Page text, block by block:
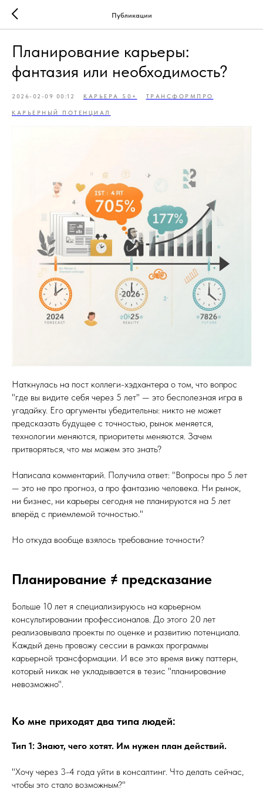
Публикации
Планирование карьеры:
фантазия или необходимость?
2026-02-09 00:12 КАРЬЕРА 50+ ТРАНСФОРМПРО
КАРЬЕРНЫЙ ПОТЕНЦИАЛ
Наткнулась на пост коллеги-хэдхантера о том, что вопрос
"где вы видите себя через 5 лет" — это бесполезная игра в
угадайку. Его аргументы убедительны: никто не может
предсказать будущее с точностью, рынок меняется,
технологии меняются, приоритеты меняются. Зачем
притворяться, что мы можем это знать?
Написала комментарий. Получила ответ: "Вопросы про 5 лет
— это не про прогноз, а про фантазию человека. Ни рынок,
ни бизнес, ни карьеры сегодня не планируются на 5 лет
вперёд с приемлемой точностью."
Но откуда вообще взялось требование точности?
Планирование ≠ предсказание
Больше 10 лет я специализируюсь на карьерном
консультировании профессионалов. До этого 20 лет
реализовывала проекты по оценке и развитию потенциала.
Каждый день провожу сессии в рамках программы
карьерной трансформации. И все это время вижу паттерн,
который никак не укладывается в тезис "планирование
невозможно".
Ко мне приходят два типа людей:
Тип 1: Знают, чего хотят. Им нужен план действий.
"Хочу через 3-4 года уйти в консалтинг. Что делать сейчас,
чтобы это стало возможным?"